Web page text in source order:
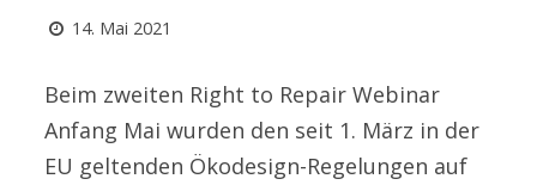
14. Mai 2021
Beim zweiten Right to Repair Webinar
Anfang Mai wurden den seit 1. März in der
EU geltenden Ökodesign-Regelungen auf